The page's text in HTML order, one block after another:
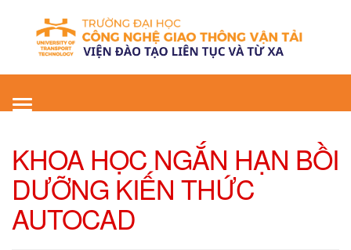
Toggle
KHOA HỌC NGẮN HẠN BỒI
DƯỠNG KIẾN THỨC
AUTOCAD